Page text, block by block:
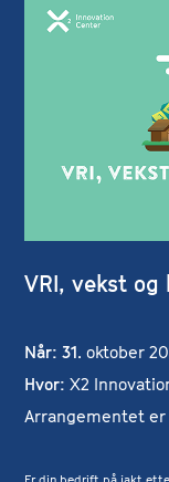
VRI, vekst
Når: 31. oktober
Hvor: X2
Arrangementet er